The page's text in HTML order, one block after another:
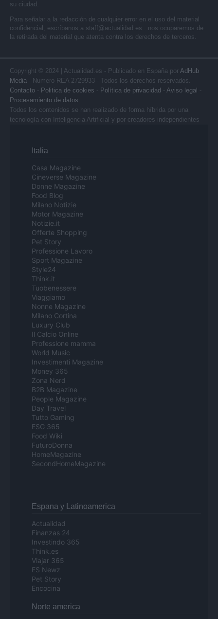
su ciudad.
Para señalar a la redacción de cualquier error en el uso del material
confidencial, escríbanos a staff@actualidad.es : nos ocuparemos de
la retirada del material que atenta contra los derechos de terceros.
Copyright © 2024 | Actualidad.es - Publicado en España por AdHub
Media - Numero REA 2729933 - Todos los derechos reservados.
Contacto - Politica de cookies - Política de privacidad - Aviso legal -
Procesamiento de datos
Todos los contenidos se han realizado de forma híbrida por una
tecnología con Inteligencia Artificial y por creadores independientes
Italia
Casa Magazine
Cineverse Magazine
Donne Magazine
Food Blog
Milano Notizie
Motor Magazine
Notizie.it
Offerte Shopping
Pet Story
Professione Lavoro
Sport Magazine
Style24
Think.it
Tuobenessere
Viaggiamo
Nonne Magazine
Milano Cortina
Luxury Club
Il Calcio Online
Professione mamma
World Music
Investimenti Magazine
Money 365
Zona Nerd
B2B Magazine
People Magazine
Day Travel
Tutto Gaming
ESG 365
Food Wiki
FuturoDonna
HomeMagazine
SecondHomeMagazine
Espana y Latinoamerica
Actualidad
Finanzas 24
Investindo 365
Think.es
Viajar 365
ES Newz
Pet Story
Encocina
Norte america